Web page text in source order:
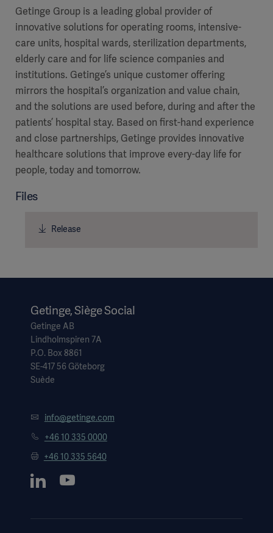
Getinge Group is a leading global provider of
innovative solutions for operating rooms, intensive-
care units, hospital wards, sterilization departments,
elderly care and for life science companies and
institutions. Getinge’s unique customer offering
mirrors the hospital’s organization and value chain,
and the solutions are used before, during and after the
patients’ hospital stay. Based on first-hand experience
and close partnerships, Getinge provides innovative
healthcare solutions that improve every-day life for
people, today and tomorrow.
Files
Release
Getinge, Siège Social
Getinge AB
Lindholmspiren 7A
P.O. Box 8861
SE-417 56 Göteborg
Suède
info@getinge.com
+46 10 335 0000
+46 10 335 5640